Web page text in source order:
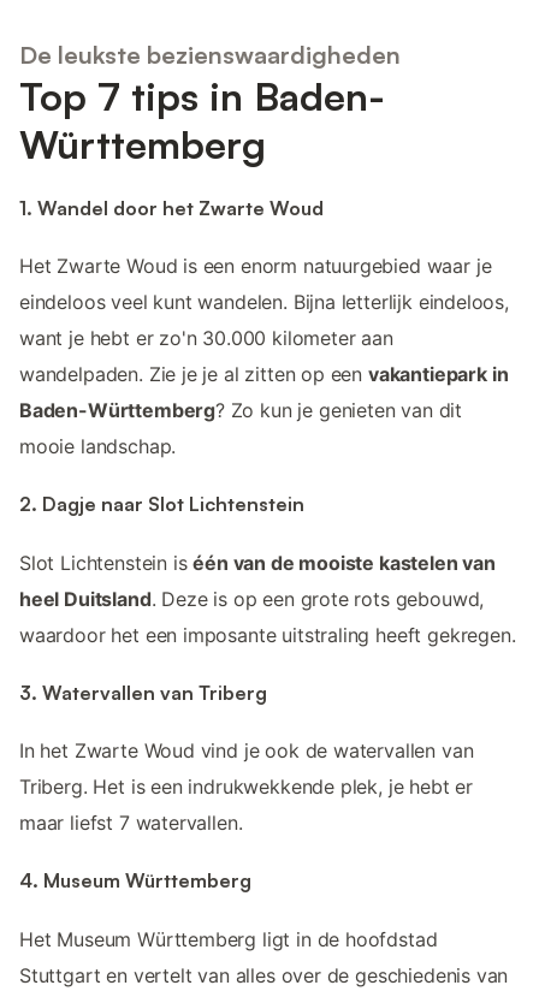
De leukste bezienswaardigheden
Top 7 tips in Baden-
Württemberg
1. Wandel door het Zwarte Woud
Het Zwarte Woud is een enorm natuurgebied waar je
eindeloos veel kunt wandelen. Bijna letterlijk eindeloos,
want je hebt er zo'n 30.000 kilometer aan
wandelpaden. Zie je je al zitten op een vakantiepark in
Baden-Württemberg? Zo kun je genieten van dit
mooie landschap.
2. Dagje naar Slot Lichtenstein
Slot Lichtenstein iséén van de mooiste kastelen van
heel Duitsland. Deze is op een grote rots gebouwd,
waardoor het een imposante uitstraling heeft gekregen.
3. Watervallen van Triberg
In het Zwarte Woud vind je ook de watervallen van
Triberg. Het is een indrukwekkende plek, je hebt er
maar liefst 7 watervallen.
4. Museum Württemberg
Het Museum Württemberg ligt in de hoofdstad
Stuttgart en vertelt van alles over de geschiedenis van